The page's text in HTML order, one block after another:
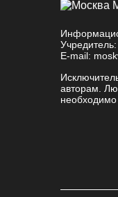
E-mail:
авторам.
необходимо